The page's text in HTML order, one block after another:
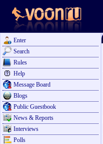
Enter
Search
Rules
Help
Message Board
Blogs
Public Guestbook
News & Reports
Interviews
Polls